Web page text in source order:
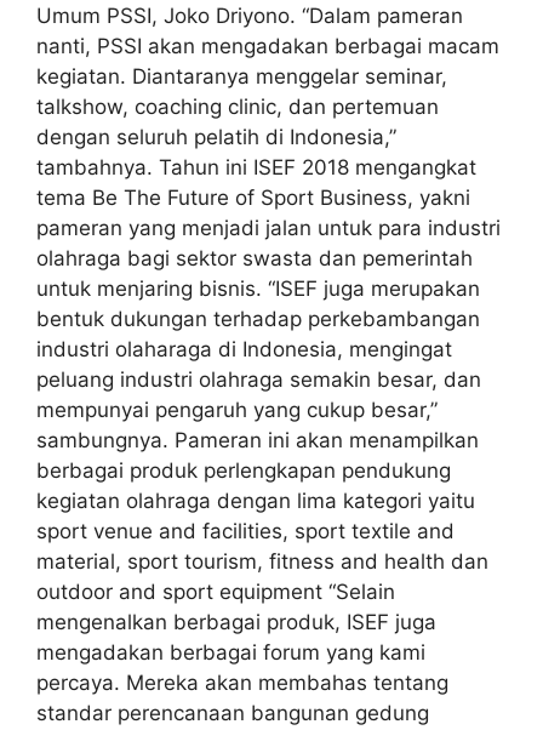
Umum PSSI, Joko Driyono. “Dalam pameran
nanti, PSSI akan mengadakan berbagai macam
kegiatan. Diantaranya menggelar seminar,
talkshow, coaching clinic, dan pertemuan
dengan seluruh pelatih di Indonesia,”
tambahnya. Tahun ini ISEF 2018 mengangkat
tema Be The Future of Sport Business, yakni
pameran yang menjadi jalan untuk para industri
olahraga bagi sektor swasta dan pemerintah
untuk menjaring bisnis. “ISEF juga merupakan
bentuk dukungan terhadap perkebambangan
industri olaharaga di Indonesia, mengingat
peluang industri olahraga semakin besar, dan
mempunyai pengaruh yang cukup besar,”
sambungnya. Pameran ini akan menampilkan
berbagai produk perlengkapan pendukung
kegiatan olahraga dengan lima kategori yaitu
sport venue and facilities, sport textile and
material, sport tourism, fitness and health dan
outdoor and sport equipment “Selain
mengenalkan berbagai produk, ISEF juga
mengadakan berbagai forum yang kami
percaya. Mereka akan membahas tentang
standar perencanaan bangunan gedung